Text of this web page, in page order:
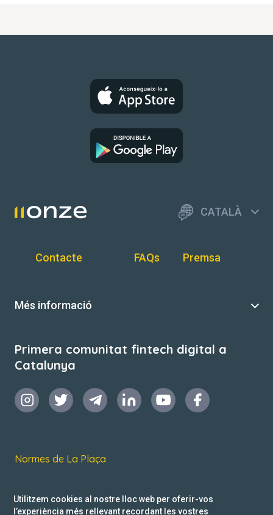
CATALÀ
Contacte FAQs Premsa
Més informació
Primera comunitat fintech digital a
Catalunya
Normes de La Plaça
Política de privacitat
Utilitzem cookies al nostre lloc web per oferir-vos
l’experiència més rellevant recordant les vostres